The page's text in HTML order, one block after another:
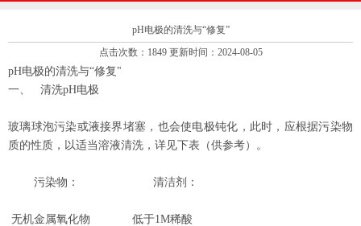
pH电极的清洗与“修复”
点击次数：1849 更新时间：2024-08-05
pH电极的清洗与“修复 "
一、
清洗pH电极
玻璃球泡污染或液接界堵塞，也会使电极钝化，此时，应根据污染物
质的性质，以适当溶液清洗，详见下表（供参考）。
污染物： 清洁剂：
无机金属氧化物 低于1M稀酸